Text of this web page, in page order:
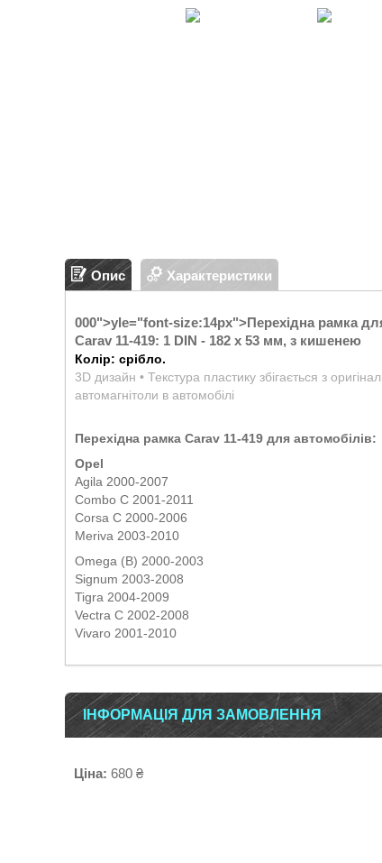
Опис Характеристики
000">yle="font-size:14px">Перехідна рамка
Carav 11-419: 1 DIN - 182 x 53 мм, з кишенею
Колір: срібло.
3D дизайн • Текстура пластику збігається з
автомагнітоли в автомобілі
Перехідна рамка Carav 11-419 для автомобілів:
Opel
Agila 2000-2007
Combo C 2001-2011
Corsa C 2000-2006
Meriva 2003-2010
Omega (B) 2000-2003
Signum 2003-2008
Tigra 2004-2009
Vectra C 2002-2008
Vivaro 2001-2010
ІНФОРМАЦІЯ ДЛЯ ЗАМОВЛЕННЯ
Ціна: 680 ₴